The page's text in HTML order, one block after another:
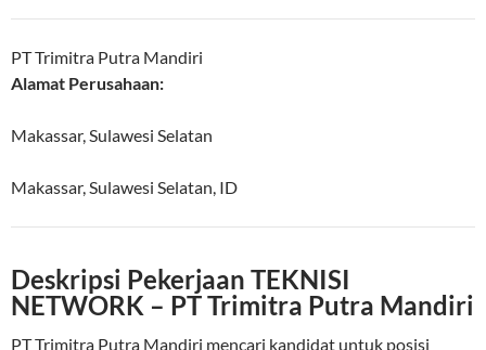
PT Trimitra Putra Mandiri
Alamat Perusahaan:
Makassar, Sulawesi Selatan
Makassar,Sulawesi Selatan, ID
Deskripsi Pekerjaan TEKNISI
NETWORK – PT Trimitra Putra Mandiri
PT Trimitra Putra Mandiri mencari kandidat untuk posisi